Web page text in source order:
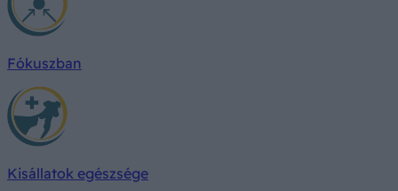
Fókuszban
Kisállatok egészsége